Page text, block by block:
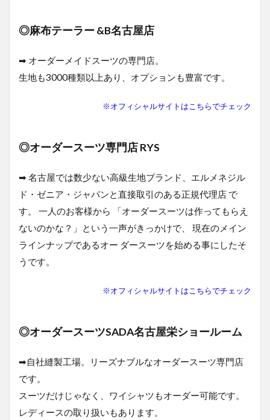
高い
トレン
ド（流
1.1.5
の高い
＝コス
パが高
1.1.6
エット
が綺
スパが
楽な着
心地、
◎麻布テーラー &B名古屋店
➡ オーダーメイドスーツの専門店。
生地も3000種類以上あり、オプションも豊富です。
※オフィシャルサイトはこちらでチェック
◎オーダースーツ専門店 RYS
➡ 名古屋では数少ない高級生地ブランド、エルメネジル
ド・ゼニア・ジャパンと直接取引のある正規代理店 で
す。 一人のお客様から 「オーダースーツは作ってもらえ
ないのかな？」という一声がきっかけで、 現在のメイン
ラインナップであるオー ダースーツを始める事にしたそ
うです。
※オフィシャルサイトはこちらでチェック
◎オーダースーツSADA名古屋栄ショールーム
➡自社縫製工場。リーズナブルなオーダースーツ専門店
です。
スーツだけじゃなく、ワイシャツもオーダー可能です。
レディースの取り扱いもあります。